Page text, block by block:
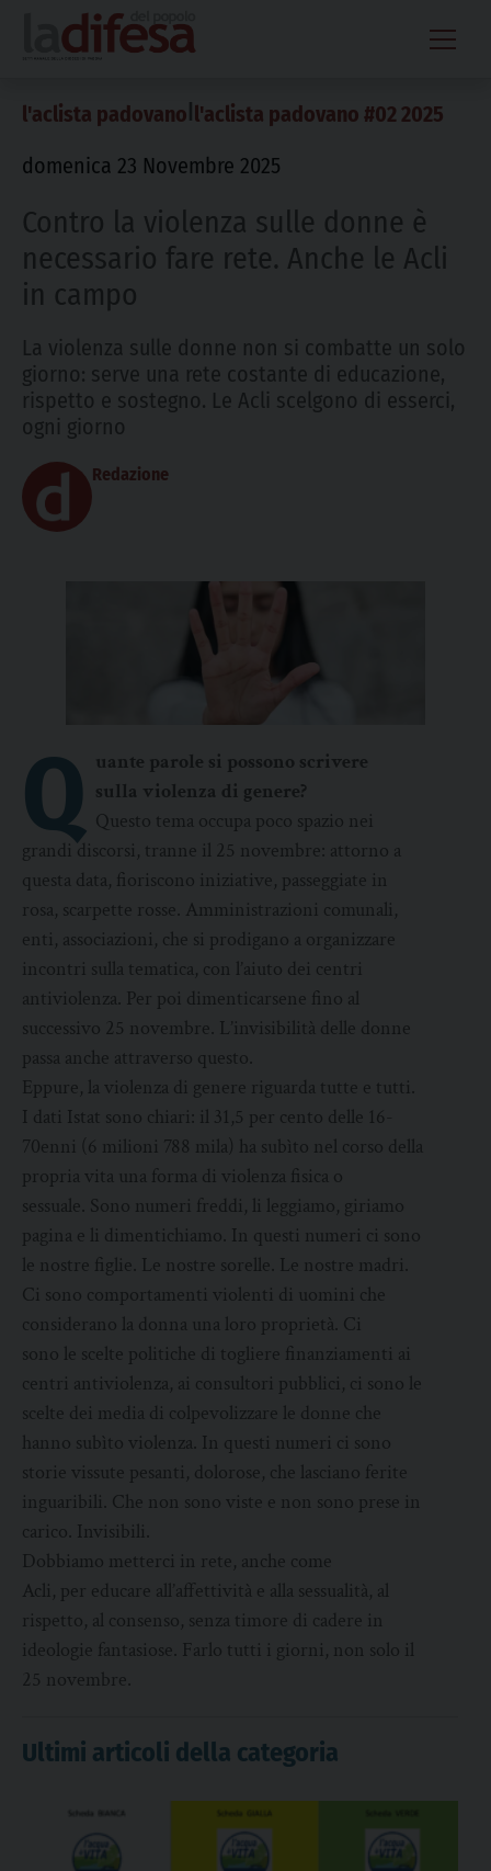
content
l'aclista padovano l'aclista padovano #02 2025
domenica 23 Novembre 2025
Contro la violenza sulle donne è
necessario fare rete. Anche le Acli
in campo
La violenza sulle donne non si combatte un solo
giorno: serve una rete costante di educazione,
rispetto e sostegno. Le Acli scelgono di esserci,
ogni giorno
Redazione
Q uante parole si possono scrivere
sulla violenza di genere?
Questo tema occupa poco spazio nei
grandi discorsi, tranne il 25 novembre: attorno a
questa data, fioriscono iniziative, passeggiate in
rosa, scarpette rosse. Amministrazioni comunali,
enti, associazioni, che si prodigano a organizzare
incontri sulla tematica, con l’aiuto dei centri
antiviolenza. Per poi dimenticarsene fino al
successivo 25 novembre. L’invisibilità delle donne
passa anche attraverso questo.
Eppure, la violenza di genere riguarda tutte e tutti.
I dati Istat sono chiari: il 31,5 per cento delle 16-
70enni (6 milioni 788 mila) ha subìto nel corso della
propria vita una forma di violenza fisica o
sessuale. Sono numeri freddi, li leggiamo, giriamo
pagina e li dimentichiamo. In questi numeri ci sono
le nostre figlie. Le nostre sorelle. Le nostre madri.
Ci sono comportamenti violenti di uomini che
considerano la donna una loro proprietà. Ci
sono le scelte politiche di togliere finanziamenti ai
centri antiviolenza, ai consultori pubblici, ci sono le
scelte dei media di colpevolizzare le donne che
hanno subìto violenza. In questi numeri ci sono
storie vissute pesanti, dolorose, che lasciano ferite
inguaribili. Che non sono viste e non sono prese in
carico. Invisibili.
Dobbiamo metterci in rete, anche come
Acli, per educare all’affettività e alla sessualità, al
rispetto, al consenso, senza timore di cadere in
ideologie fantasiose. Farlo tutti i giorni, non solo il
25 novembre.
Ultimi articoli della categoria